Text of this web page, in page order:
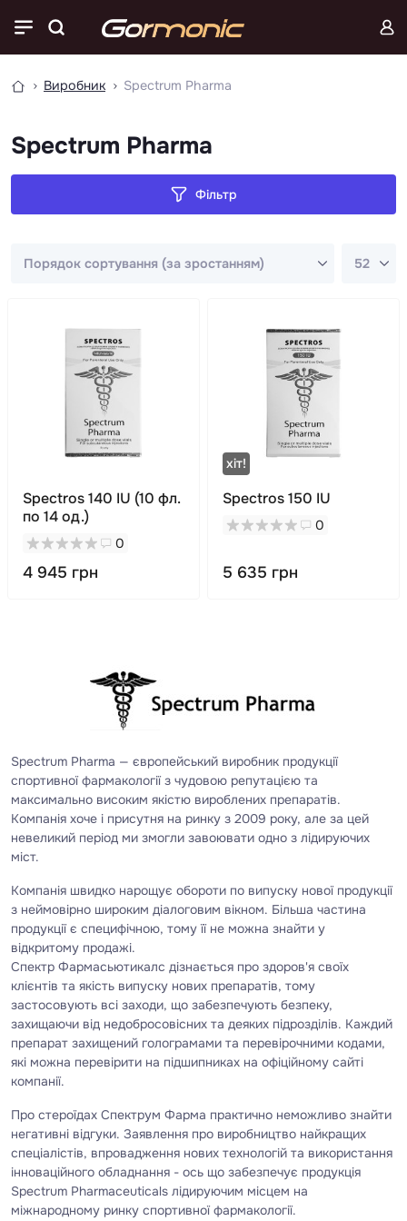
Виробник Spectrum Pharma
Spectrum Pharma
Фільтр
Spectros 140 IU (10 фл.
по 14 од.)
0
4 945 грн
хiт!
Spectros 150 IU
0
5 635 грн
Spectrum Pharma — європейський виробник продукції
спортивної фармакології з чудовою репутацією та
максимально високим якістю вироблених препаратів.
Компанія хоче і присутня на ринку з 2009 року, але за цей
невеликий період ми змогли завоювати одно з лідируючих
міст.
Компанія швидко нарощує обороти по випуску нової продукції
з неймовірно широким діалоговим вікном. Більша частина
продукції є специфічною, тому її не можна знайти у
відкритому продажі.
Спектр Фармасьютикалс дізнається про здоров'я своїх
клієнтів та якість випуску нових препаратів, тому
застосовують всі заходи, що забезпечують безпеку,
захищаючи від недобросовісних та деяких підрозділів. Каждий
препарат захищений голограмами та перевірочними кодами,
які можна перевірити на підшипниках на офіційному сайті
компанії.
Про стероїдах Спектрум Фарма практично неможливо знайти
негативні відгуки. Заявлення про виробництво найкращих
спеціалістів, впровадження нових технологій та використання
інноваційного обладнання - ось що забезпечує продукція
Spectrum Pharmaceuticals лідируючим місцем на
міжнародному ринку спортивної фармакології.